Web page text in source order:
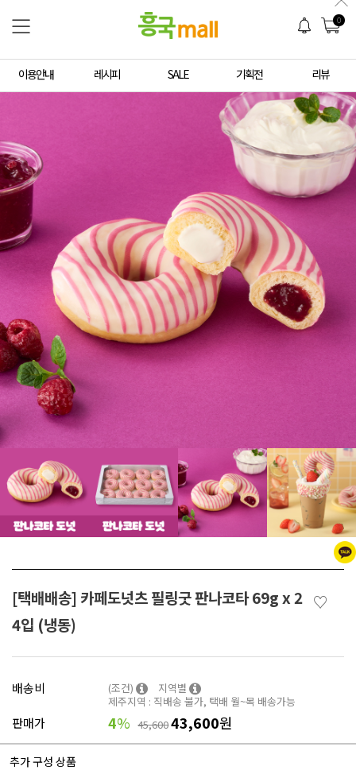
0
이용안내 레시피 SALE 기획전 리뷰
[택배배송] 카페도넛츠 필링굿 판나코타 69g x 2
4입 (냉동)
♡
배송비 (조건)
지역별
제주지역 : 직배송 불가, 택배 월~목 배송가능
판매가 4% 45,60043,600원
추가 구성 상품